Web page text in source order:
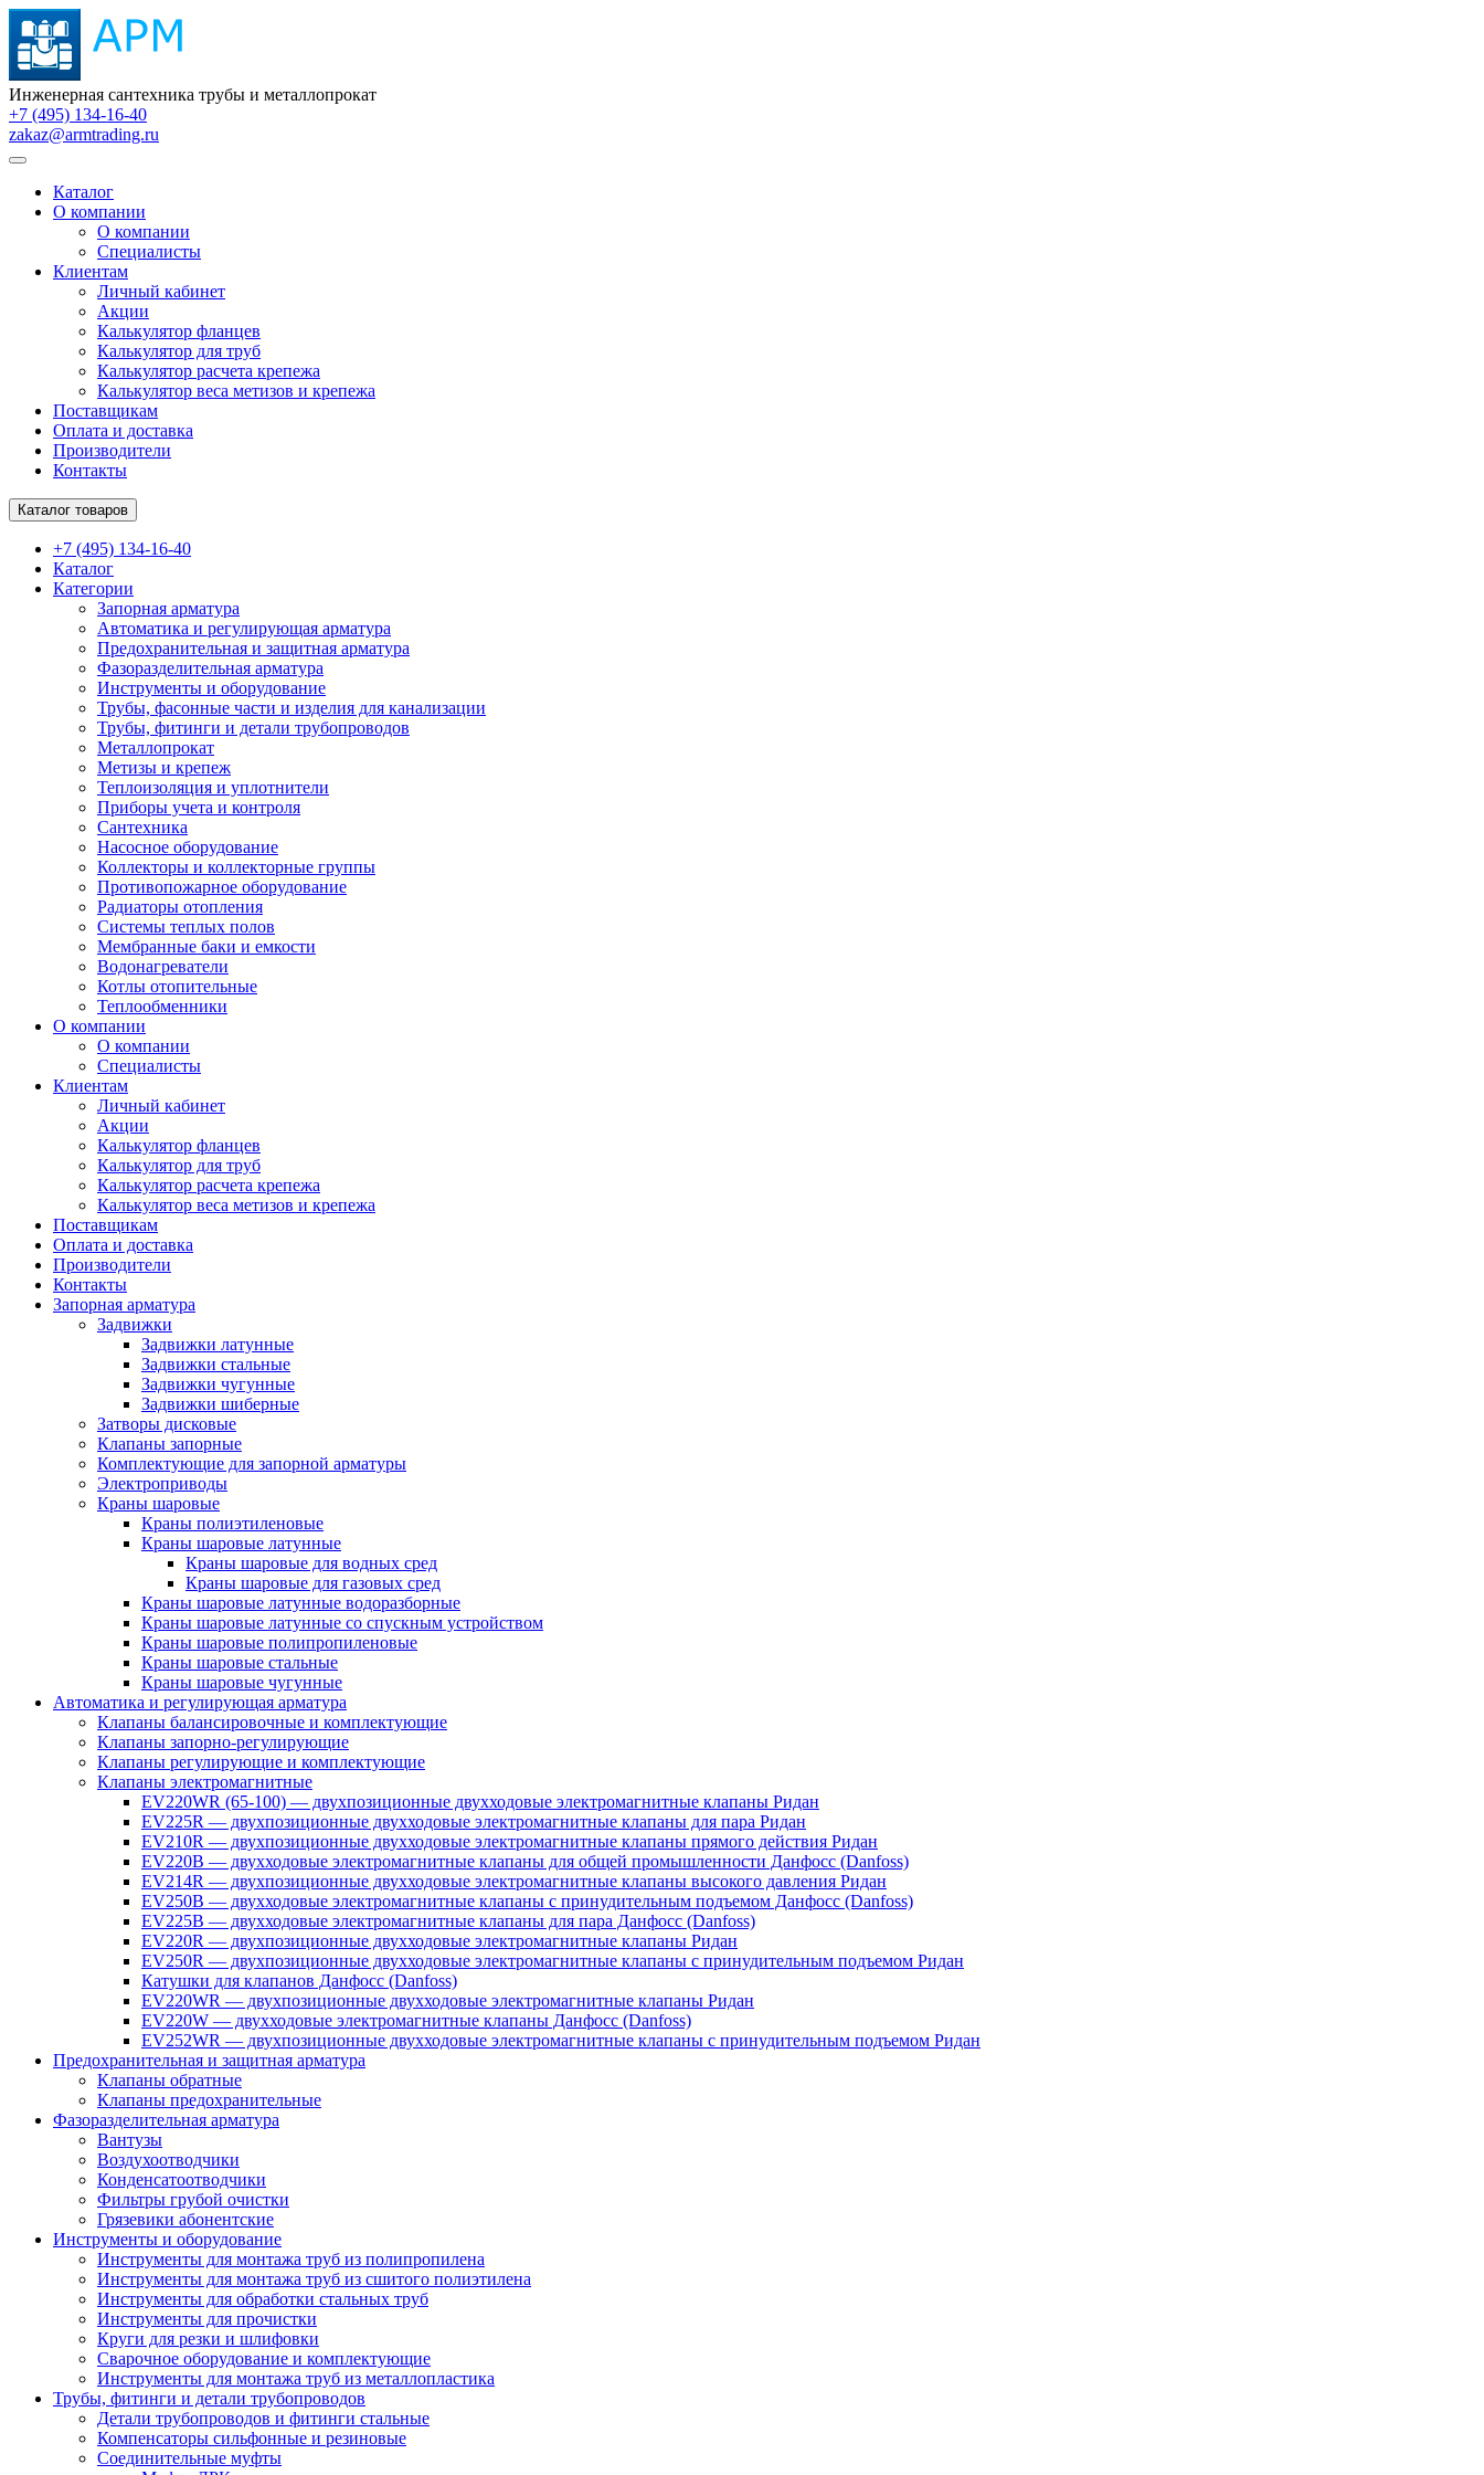
Инженерная сантехника трубы и металлопрокат
+7 (495) 134-16-40
zakaz@armtrading.ru
Каталог
О компании
О компании
Специалисты
Клиентам
Личный кабинет
Акции
Калькулятор фланцев
Калькулятор для труб
Калькулятор расчета крепежа
Калькулятор веса метизов и крепежа
Поставщикам
Оплата и доставка
Производители
Контакты
Каталог товаров
+7 (495) 134-16-40
Каталог
Категории
Запорная арматура
Автоматика и регулирующая арматура
Предохранительная и защитная арматура
Фазоразделительная арматура
Инструменты и оборудование
Трубы, фасонные части и изделия для канализации
Трубы, фитинги и детали трубопроводов
Металлопрокат
Метизы и крепеж
Теплоизоляция и уплотнители
Приборы учета и контроля
Сантехника
Насосное оборудование
Коллекторы и коллекторные группы
Противопожарное оборудование
Радиаторы отопления
Системы теплых полов
Мембранные баки и емкости
Водонагреватели
Котлы отопительные
Теплообменники
О компании
О компании
Специалисты
Клиентам
Личный кабинет
Акции
Калькулятор фланцев
Калькулятор для труб
Калькулятор расчета крепежа
Калькулятор веса метизов и крепежа
Поставщикам
Оплата и доставка
Производители
Контакты
Запорная арматура
Задвижки
Задвижки латунные
Задвижки стальные
Задвижки чугунные
Задвижки шиберные
Затворы дисковые
Клапаны запорные
Комплектующие для запорной арматуры
Электроприводы
Краны шаровые
Краны полиэтиленовые
Краны шаровые латунные
Краны шаровые для водных сред
Краны шаровые для газовых сред
Краны шаровые латунные водоразборные
Краны шаровые латунные со спускным устройством
Краны шаровые полипропиленовые
Краны шаровые стальные
Краны шаровые чугунные
Автоматика и регулирующая арматура
Клапаны балансировочные и комплектующие
Клапаны запорно-регулирующие
Клапаны регулирующие и комплектующие
Клапаны электромагнитные
EV220WR (65-100) — двухпозиционные двухходовые электромагнитные клапаны Ридан
EV225R — двухпозиционные двухходовые электромагнитные клапаны для пара Ридан
EV210R — двухпозиционные двухходовые электромагнитные клапаны прямого действия Ридан
EV220B — двухходовые электромагнитные клапаны для общей промышленности Данфосс (Danfoss)
EV214R — двухпозиционные двухходовые электромагнитные клапаны высокого давления Ридан
EV250B — двухходовые электромагнитные клапаны с принудительным подъемом Данфосс (Danfoss)
EV225B — двухходовые электромагнитные клапаны для пара Данфосс (Danfoss)
EV220R — двухпозиционные двухходовые электромагнитные клапаны Ридан
EV250R — двухпозиционные двухходовые электромагнитные клапаны с принудительным подъемом Ридан
Катушки для клапанов Данфосс (Danfoss)
EV220WR — двухпозиционные двухходовые электромагнитные клапаны Ридан
EV220W — двухходовые электромагнитные клапаны Данфосс (Danfoss)
EV252WR — двухпозиционные двухходовые электромагнитные клапаны с принудительным подъемом Ридан
Предохранительная и защитная арматура
Клапаны обратные
Клапаны предохранительные
Фазоразделительная арматура
Вантузы
Воздухоотводчики
Конденсатоотводчики
Фильтры грубой очистки
Грязевики абонентские
Инструменты и оборудование
Инструменты для монтажа труб из полипропилена
Инструменты для монтажа труб из сшитого полиэтилена
Инструменты для обработки стальных труб
Инструменты для прочистки
Круги для резки и шлифовки
Сварочное оборудование и комплектующие
Инструменты для монтажа труб из металлопластика
Трубы, фитинги и детали трубопроводов
Детали трубопроводов и фитинги стальные
Компенсаторы сильфонные и резиновые
Соединительные муфты